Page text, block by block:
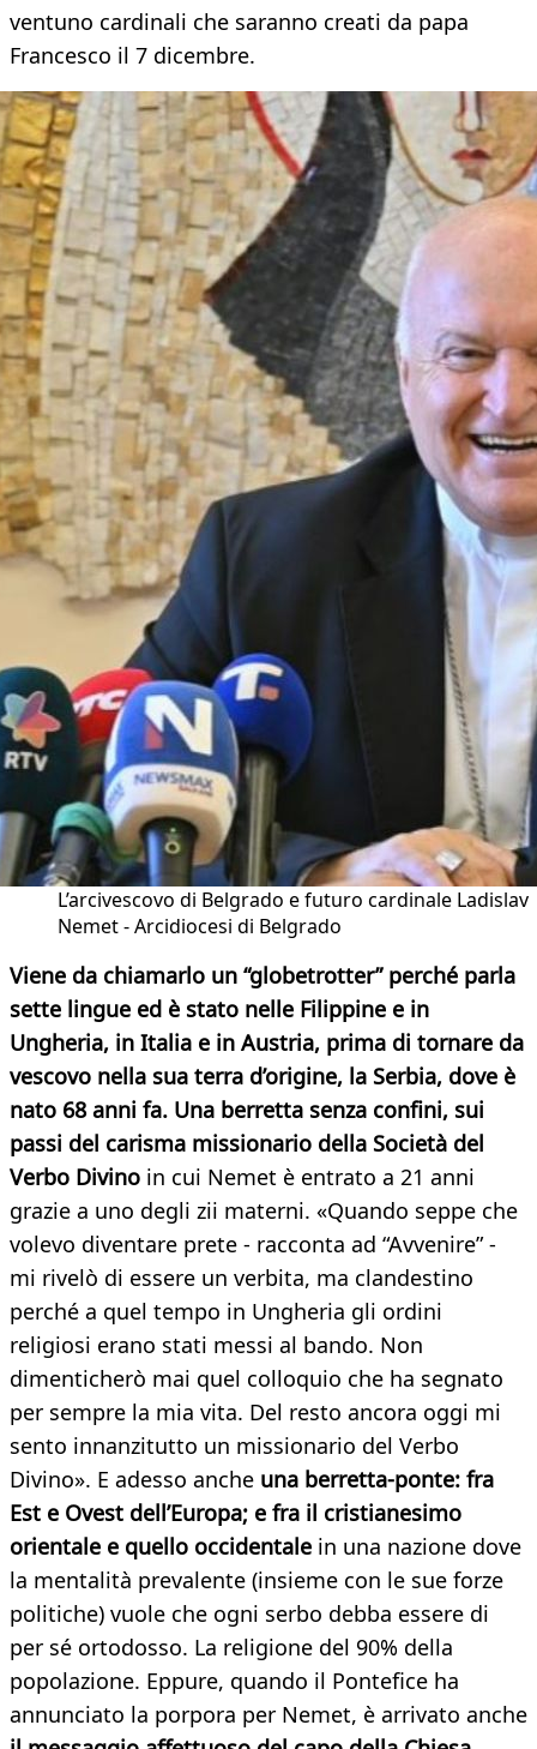
ventuno cardinali che saranno creati da papa
Francesco il 7 dicembre.
L’arcivescovo di Belgrado e futuro cardinale Ladislav
Nemet - Arcidiocesi di Belgrado
Viene da chiamarlo un “globetrotter” perché parla
sette lingue ed è stato nelle Filippine e in
Ungheria, in Italia e in Austria, prima di tornare da
vescovo nella sua terra d’origine, la Serbia, dove è
nato 68 anni fa. Una berretta senza confini, sui
passi del carisma missionario della Società del
Verbo Divino in cui Nemet è entrato a 21 anni
grazie a uno degli zii materni. «Quando seppe che
volevo diventare prete - racconta ad “Avvenire” -
mi rivelò di essere un verbita, ma clandestino
perché a quel tempo in Ungheria gli ordini
religiosi erano stati messi al bando. Non
dimenticherò mai quel colloquio che ha segnato
per sempre la mia vita. Del resto ancora oggi mi
sento innanzitutto un missionario del Verbo
Divino». E adesso anche una berretta-ponte: fra
Est e Ovest dell’Europa; e fra il cristianesimo
orientale e quello occidentale in una nazione dove
la mentalità prevalente (insieme con le sue forze
politiche) vuole che ogni serbo debba essere di
per sé ortodosso. La religione del 90% della
popolazione. Eppure, quando il Pontefice ha
annunciato la porpora per Nemet, è arrivato anche